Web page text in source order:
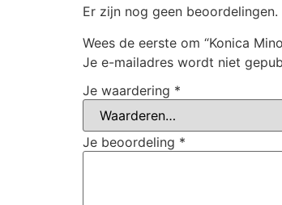
Er zijn nog geen beoordelingen.
Wees de eerste om “Konica
Je e-mailadres wordt niet
Je waardering *
Je beoordeling *